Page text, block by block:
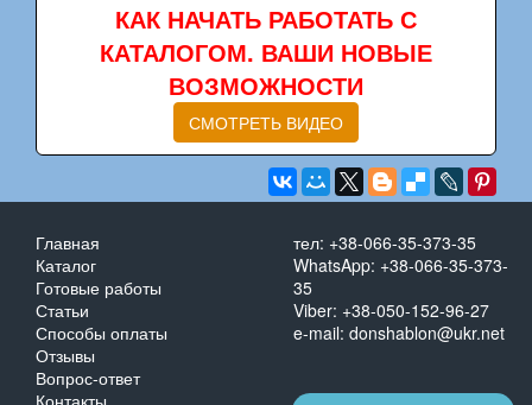
КАК НАЧАТЬ РАБОТАТЬ С
КАТАЛОГОМ. ВАШИ НОВЫЕ
ВОЗМОЖНОСТИ
СМОТРЕТЬ ВИДЕО
Главная
Каталог
Готовые работы
Статьи
Способы оплаты
Отзывы
Вопрос-ответ
тел: +38-066-35-373-35
WhatsApp: +38-066-35-373-
35
Viber: +38-050-152-96-27
e-mail: donshablon@ukr.net